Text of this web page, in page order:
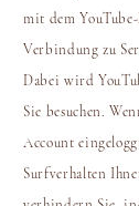
mit dem
Verbindung zu
Dabei wird
Sie besuchen.
Account
Surfverhalten